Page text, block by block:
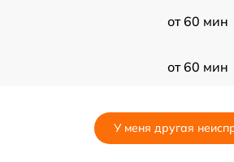
от 60 мин
от 60 мин
от 60 мин
У меня другая